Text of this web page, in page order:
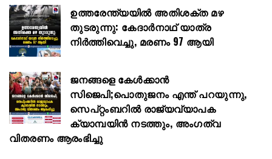
ഉത്തരേന്ത്യയിൽ അതിശക്ത മഴ
തുടരുന്നു: കേദാർനാഥ് യാത്ര
നിർത്തിവെച്ചു, മരണം 97 ആയി
ജനങ്ങളെ കേൾക്കാൻ
സിജെപി;പൊതുജനം എന്ത് പറയുന്നു,
സെപ്റ്റംബറിൽ രാജ്യവ്യാപക
ക്യാമ്പയിൻ നടത്തും, അംഗത്വ
വിതരണം ആരംഭിച്ചു